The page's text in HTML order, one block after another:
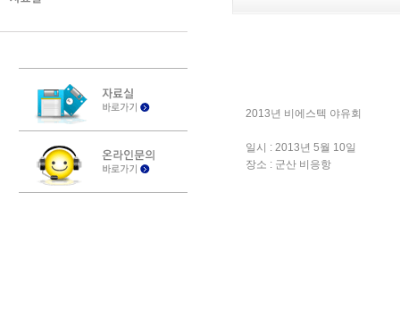
2013년 비에스텍 야유회
일시 : 2013년 5월 10일
장소 : 군산 비응항